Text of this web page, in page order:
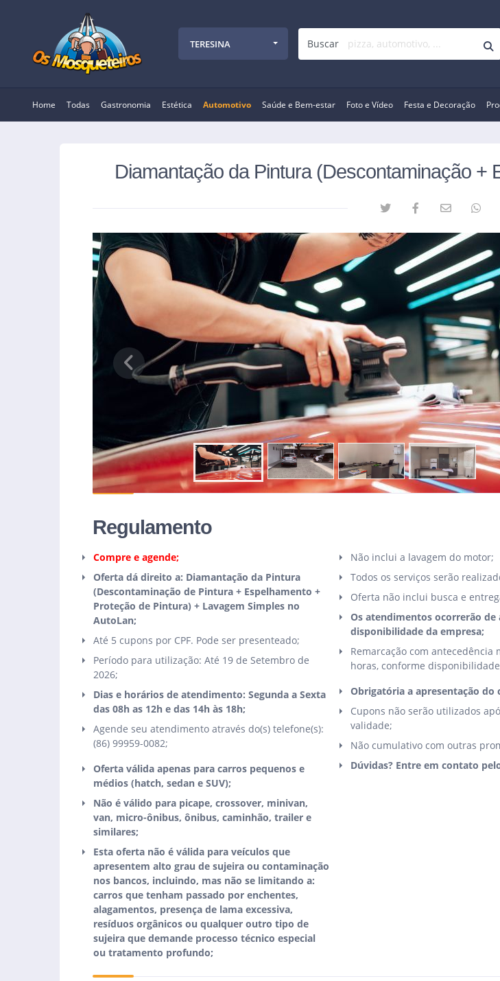
TERESINA Buscar
Home Todas Gastronomia Estética Automotivo Saúde e Bem-estar Foto e Vídeo Festa e Decoração
Diamantação da Pintura (Descontaminação +
Previous
Regulamento
Compre e agende;
Oferta dá direito a: Diamantação da Pintura
(Descontaminação de Pintura + Espelhamento +
Proteção de Pintura) + Lavagem Simples no
AutoLan;
Até 5 cupons por CPF. Pode ser presenteado;
Período para utilização: Até 19 de Setembro de
2026;
Dias e horários de atendimento: Segunda a Sexta
das 08h as 12h e das 14h às 18h;
Agende seu atendimento através do(s) telefone(s):
(86) 99959-0082;
Oferta válida apenas para carros pequenos e
médios (hatch, sedan e SUV);
Não é válido para picape, crossover, minivan,
van, micro-ônibus, ônibus, caminhão, trailer e
similares;
Esta oferta não é válida para veículos que
apresentem alto grau de sujeira ou contaminação
nos bancos, incluindo, mas não se limitando a:
carros que tenham passado por enchentes,
alagamentos, presença de lama excessiva,
resíduos orgânicos ou qualquer outro tipo de
sujeira que demande processo técnico especial
ou tratamento profundo;
Não inclui a lavagem do motor;
Todos os serviços serão
Oferta não inclui busca e
Os atendimentos ocorrerão de
disponibilidade da empresa;
Remarcação com antecedência
horas, conforme
Obrigatória a apresentação do
Cupons não serão utilizados
validade;
Não cumulativo com outras
Dúvidas? Entre em contato